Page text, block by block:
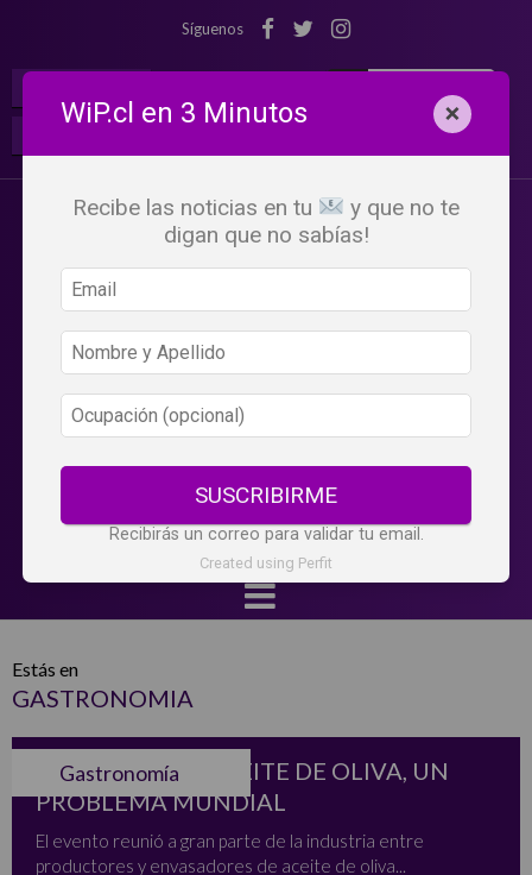
Síguenos
Estás en
GASTRONOMIA
Gastronomía
FRAUDE EN EL ACEITE DE OLIVA, UN
PROBLEMA MUNDIAL
El evento reunió a gran parte de la industria entre
productores y envasadores de aceite de oliva...
WiP.cl en 3 Minutos ×
Recibe las noticias en tu
y que no te
digan que no sabías!
SUSCRIBIRME
Recibirás un correo para validar tu email.
Created using Perfit